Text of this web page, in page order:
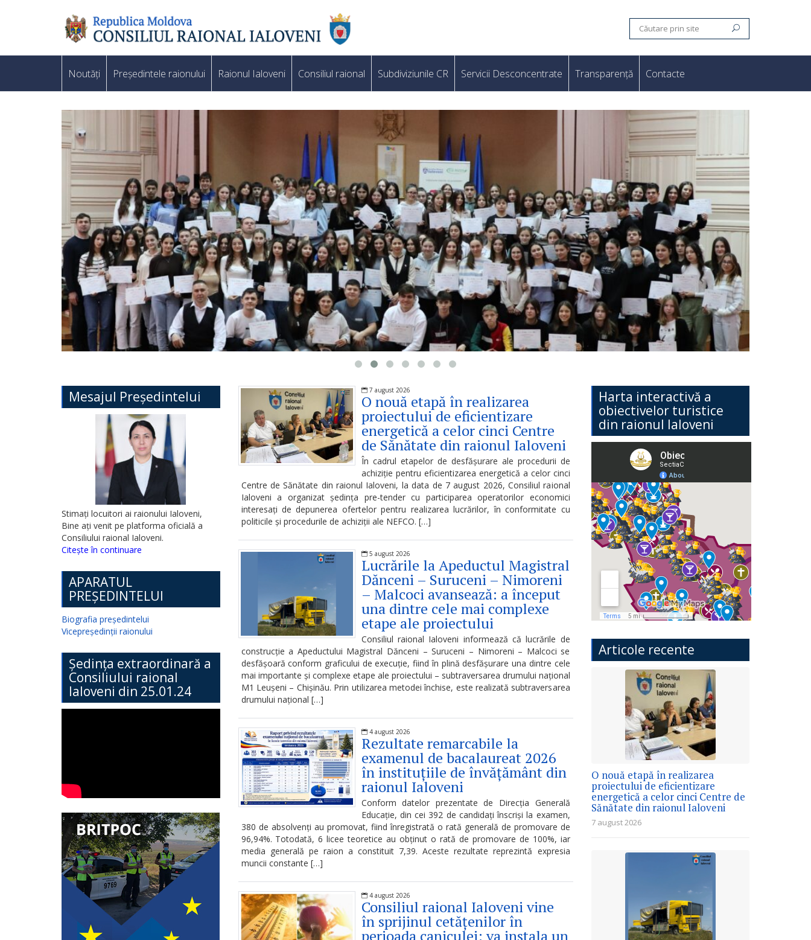
Noutăți Președintele raionului Raionul Ialoveni Consiliul raional Subdiviziunile CR Servicii Desconcentrate Transparență Contacte
Mesajul Președintelui
Stimați locuitori ai raionului Ialoveni,
Bine ați venit pe platforma oficială a
Consiliului raional Ialoveni.
Citește în continuare
APARATUL
PREȘEDINTELUI
Biografia președintelui
Vicepreședinții raionului
Ședința extraordinară a
Consiliului raional
Ialoveni din 25.01.24
7 august 2026
O nouă etapă în realizarea
proiectului de eficientizare
energetică a celor cinci Centre
de Sănătate din raionul Ialoveni
În cadrul etapelor de desfășurare ale procedurii de
achiziție pentru eficientizarea energetică a celor cinci
Centre de Sănătate din raionul Ialoveni, la data de 7 august 2026, Consiliul raional
Ialoveni a organizat ședința pre-tender cu participarea operatorilor economici
interesați de depunerea ofertelor pentru realizarea lucrărilor, în conformitate cu
politicile și procedurile de achiziții ale NEFCO. […]
5 august 2026
Lucrările la Apeductul Magistral
Dănceni – Suruceni – Nimoreni
– Malcoci avansează: a început
una dintre cele mai complexe
etape ale proiectului
Consiliul raional Ialoveni informează că lucrările de
construcție a Apeductului Magistral Dănceni – Suruceni – Nimoreni – Malcoci se
desfășoară conform graficului de execuție, fiind în plină desfășurare una dintre cele
mai importante și complexe etape ale proiectului – subtraversarea drumului național
M1 Leușeni – Chișinău. Prin utilizarea metodei închise, este realizată subtraversarea
drumului național […]
4 august 2026
Rezultate remarcabile la
examenul de bacalaureat 2026
în instituțiile de învățământ din
raionul Ialoveni
Conform datelor prezentate de Direcția Generală
Educație, din cei 392 de candidați înscriși la examen,
380 de absolvenți au promovat, fiind înregistrată o rată generală de promovare de
96,94%. Totodată, 6 licee teoretice au obținut o rată de promovare de 100%, iar
media generală pe raion a constituit 7,39. Aceste rezultate reprezintă expresia
muncii constante […]
4 august 2026
Consiliul raional Ialoveni vine
în sprijinul cetățenilor în
perioada caniculei: va instala un
Harta interactivă a
obiectivelor turistice
din raionul Ialoveni
Articole recente
O nouă etapă în realizarea
proiectului de eficientizare
energetică a celor cinci Centre de
Sănătate din raionul Ialoveni
7 august 2026